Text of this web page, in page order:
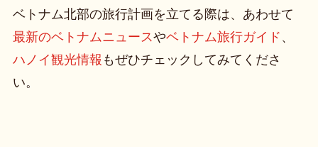
ベトナム北部の旅行計画を立てる際は、あわせて
最新のベトナムニュースやベトナム旅行ガイド 、
ハノイ観光情報 もぜひチェックしてみてくださ
い。